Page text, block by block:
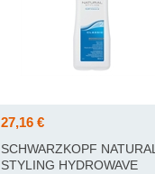
27,16 €
SCHWARZKOPF NATURAL
STYLING HYDROWAVE